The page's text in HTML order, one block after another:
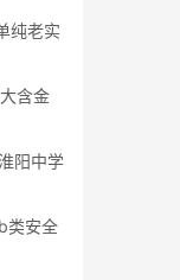
纯老实
含金
阳中学
类安全